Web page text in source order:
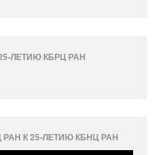
ЛЕТИЮ КБРЦ РАН
К 25-ЛЕТИЮ КБНЦ РАН